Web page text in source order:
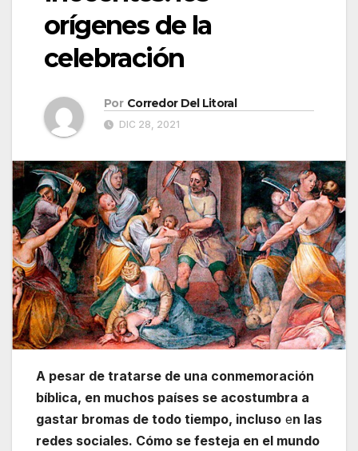
orígenes de la
celebración
Por Corredor Del Litoral
DIC 28, 2021
A pesar de tratarse de una conmemoración
bíblica, en muchos países se acostumbra a
gastar bromas de todo tiempo, incluso en las
redes sociales. Cómo se festeja en el mundo